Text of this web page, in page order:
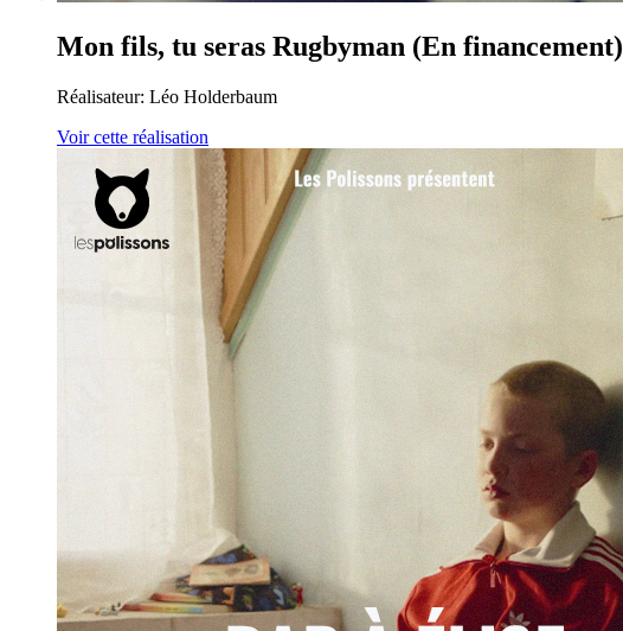
Mon fils, tu seras Rugbyman (En financement)
Réalisateur: Léo Holderbaum
Voir cette réalisation